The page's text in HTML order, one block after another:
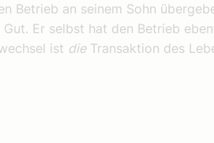
Betrieb an seinem Sohn
Er selbst hat den Betrieb
ist dieTransaktion des